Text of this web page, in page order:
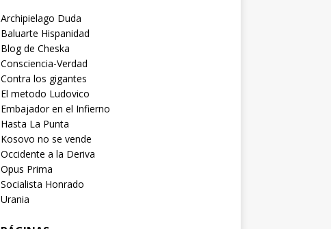
Archipielago Duda
Baluarte Hispanidad
Blog de Cheska
Consciencia-Verdad
Contra los gigantes
El metodo Ludovico
Embajador en el Infierno
Hasta La Punta
Kosovo no se vende
Occidente a la Deriva
Opus Prima
Socialista Honrado
Urania